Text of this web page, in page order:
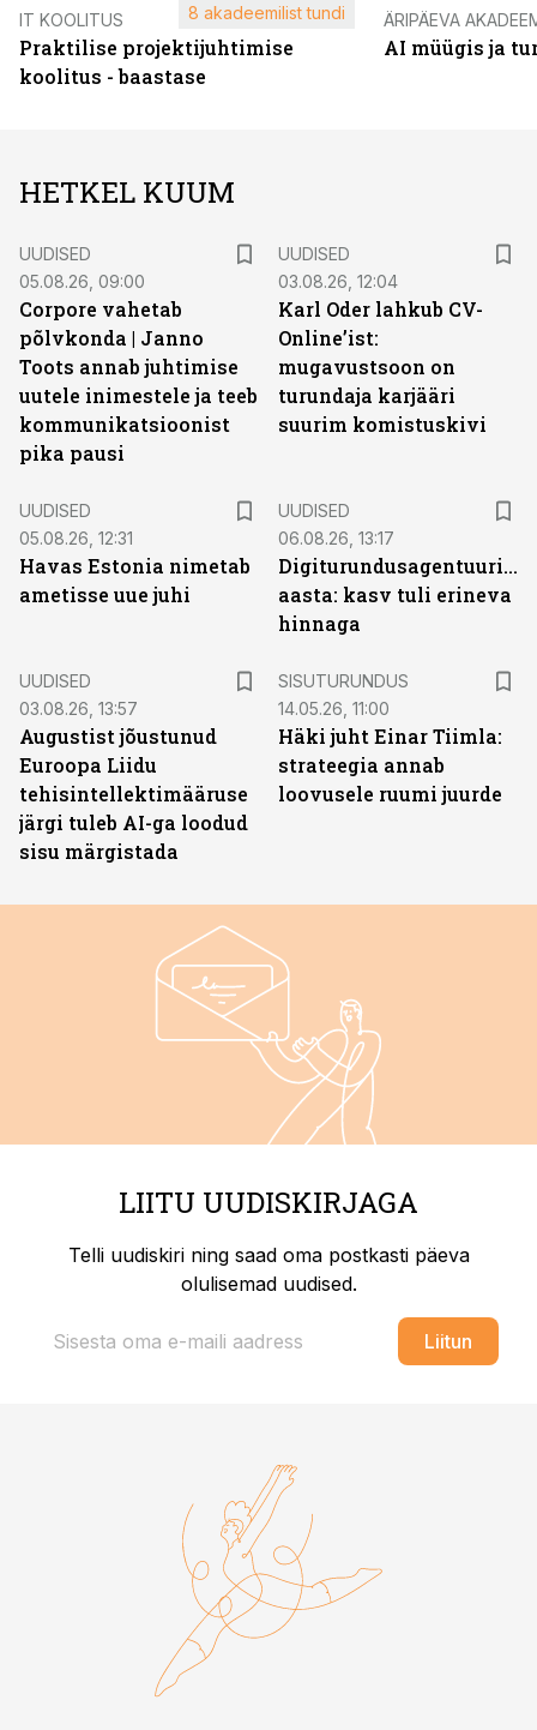
IT KOOLITUS
Praktilise projektijuhtimise
koolitus - baastase
8 akadeemilist tundi ÄRIPÄEVA
AI müügis ja
HETKEL KUUM
UUDISED
05.08.26, 09:00
Corpore vahetab
põlvkonda | Janno
Toots annab juhtimise
uutele inimestele ja teeb
kommunikatsioonist
pika pausi
UUDISED
03.08.26, 12:04
Karl Oder lahkub CV-
Online’ist:
mugavustsoon on
turundaja karjääri
suurim komistuskivi
UUDISED
05.08.26, 12:31
Havas Estonia nimetab
ametisse uue juhi
UUDISED
06.08.26, 13:17
Digiturundusagentuuride
aasta: kasv tuli erineva
hinnaga
UUDISED
03.08.26, 13:57
Augustist jõustunud
Euroopa Liidu
tehisintellektimääruse
järgi tuleb AI-ga loodud
sisu märgistada
SISUTURUNDUS
14.05.26, 11:00
Häki juht Einar Tiimla:
strateegia annab
loovusele ruumi juurde
LIITU UUDISKIRJAGA
Telli uudiskiri ning saad oma postkasti päeva
olulisemad uudised.
Liitun